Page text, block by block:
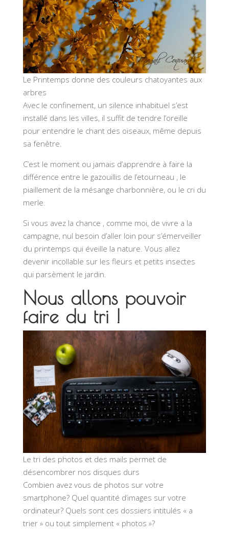
Le Printemps donne des couleurs chatoyantes aux
arbres
Avec le confinement, un silence inhabituel s’est
installé dans les villes, il suffit de tendre l’oreille
pour entendre le chant des oiseaux, même depuis
sa fenêtre.
C’est le moment ou jamais d’apprendre à faire la
différence entre le gazouillis de l’etourneau , le
piaillement de la mésange charbonnière, ou le cri du
merle.
Si vous avez la chance , comme moi, de vivre a la
campagne, nul besoin d’aller loin pour s’émerveiller
du printemps qui éveille la nature. Vous allez
devenir incollable sur les fleurs et petits insectes
qui parsèment le jardin.
Nous allons pouvoir
faire du tri !
Le tri des photos et des mails permet de
désencombrer nos disques durs
Combien avez vous de photos sur votre
smartphone? Quel quantité d’images sur votre
ordinateur? Quels sont ces dossiers intitulés « a
trier » ou tout simplement « photos »?